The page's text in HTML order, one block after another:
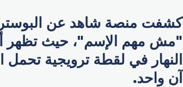
كشفت منصة شاهد عن
"مش مهم الإسم"، حيث تظهر
النهار في لقطة ترويجية
آن واحد.